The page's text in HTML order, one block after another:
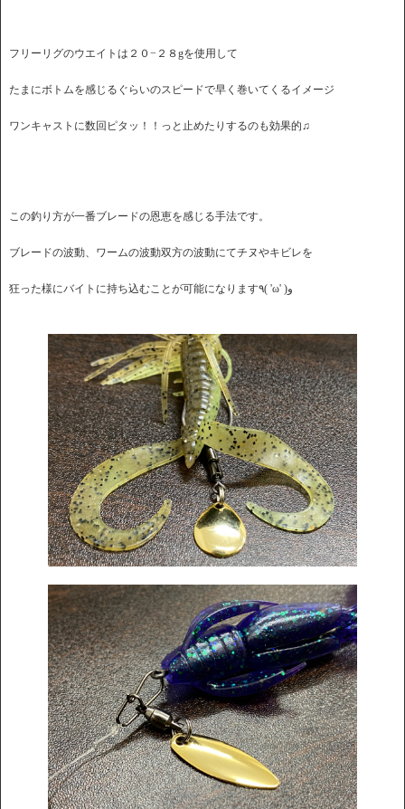
フリーリグのウエイトは２０−２８gを使用して
たまにボトムを感じるぐらいのスピードで早く巻いてくるイメージ
ワンキャストに数回ピタッ！！っと止めたりするのも効果的♫
この釣り方が一番ブレードの恩恵を感じる手法です。
ブレードの波動、ワームの波動双方の波動にてチヌやキビレを
狂った様にバイトに持ち込むことが可能になります٩( 'ω' )و